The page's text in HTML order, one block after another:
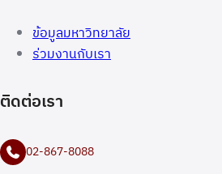
ข้อมูลมหาวิทยาลัย
ร่วมงานกับเรา
ติดต่อเรา
02-867-8088